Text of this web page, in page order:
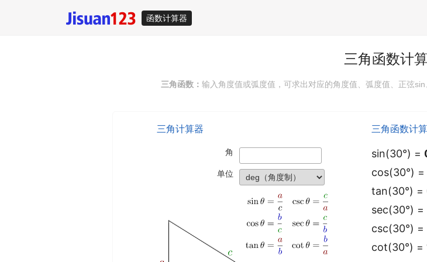
函数计算器
三角函数计
三角函数： 输入角度值或弧度值，可求出对应的角度值、弧度值、正弦
三角计算器
角
单位
三角函数计
sin(30°) =
cos(30°) =
tan(30°) =
sec(30°) =
csc(30°) =
cot(30°) =